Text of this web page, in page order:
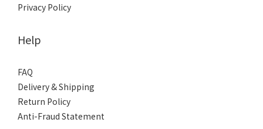
Privacy Policy
Help
FAQ
Delivery & Shipping
Return Policy
Anti-Fraud Statement